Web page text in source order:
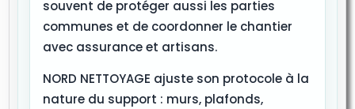
souvent de protéger aussi les parties
communes et de coordonner le chantier
avec assurance et artisans.
NORD NETTOYAGE ajuste son protocole à la
nature du support : murs, plafonds,